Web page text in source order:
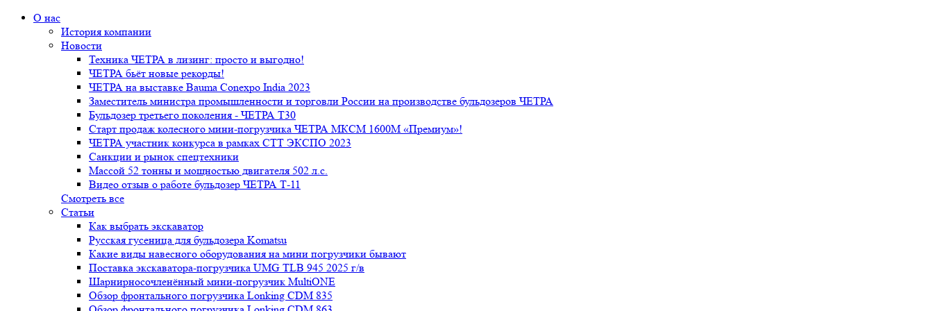
О нас
История компании
Новости
Техника ЧЕТРА в лизинг: просто и выгодно!
ЧЕТРА бьёт новые рекорды!
ЧЕТРА на выставке Bauma Conexpo India 2023
Заместитель министра промышленности и торговли России на производстве бульдозеров ЧЕТРА
Бульдозер третьего поколения - ЧЕТРА Т30
Старт продаж колесного мини-погрузчика ЧЕТРА МКСМ 1600М «Премиум»!
ЧЕТРА участник конкурса в рамках СТТ ЭКСПО 2023
Санкции и рынок спецтехники
Массой 52 тонны и мощностью двигателя 502 л.с.
Видео отзыв о работе бульдозер ЧЕТРА Т-11
Смотреть все
Статьи
Как выбрать экскаватор
Русская гусеница для бульдозера Komatsu
Какие виды навесного оборудования на мини погрузчики бывают
Поставка экскаватора-погрузчика UMG TLB 945 2025 г/в
Шарнирносочленённый мини-погрузчик MultiONE
Обзор фронтального погрузчика Lonking CDM 835